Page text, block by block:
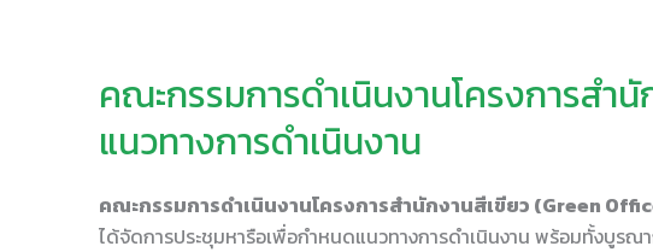
คณะกรรมการดำเนินงานโครงการสำ
แนวทางการดำเนินงาน
คณะกรรมการดำเนินงานโครงการสำนักงานสีเขียว (Green
ได้จัดการประชุมหารือเพื่อกำหนดแนวทางการดำเนินงาน พร้อมทั้งบู